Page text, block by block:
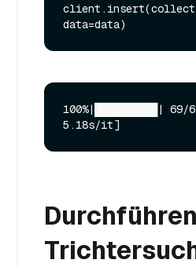
100%|██████████|